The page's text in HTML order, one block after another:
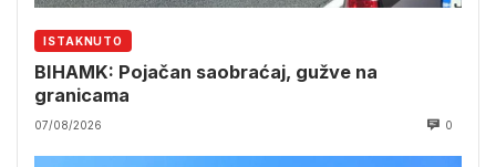
ISTAKNUTO
BIHAMK: Pojačan saobraćaj, gužve na
granicama
07/08/2026 0